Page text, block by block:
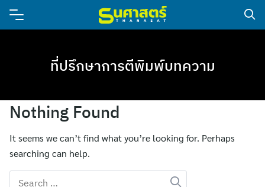
ที่ปรึกษาการตีพิมพ์บทความ
Nothing Found
It seems we can’t find what you’re looking for. Perhaps
searching can help.
Search